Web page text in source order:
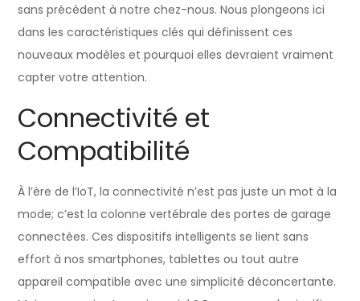
sans précédent à notre chez-nous. Nous plongeons ici
dans les caractéristiques clés qui définissent ces
nouveaux modèles et pourquoi elles devraient vraiment
capter votre attention.
Connectivité et
Compatibilité
À l’ère de l’IoT, la connectivité n’est pas juste un mot à la
mode; c’est la colonne vertébrale des portes de garage
connectées. Ces dispositifs intelligents se lient sans
effort à nos smartphones, tablettes ou tout autre
appareil compatible avec une simplicité déconcertante.